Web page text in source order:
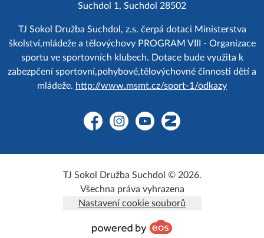
Suchdol 1, Suchdol 28502
TJ Sokol Družba Suchdol, z.s. čerpá dotaci Ministerstva
školství,mládeže a tělovýchovy PROGRAM VIII - Organizace
sportu ve sportovních klubech. Dotace bude využita k
zabezpčení sportovní,pohybové,tělovýchovné činnosti dětí a
mládeže. http://www.msmt.cz/sport-1/odkazy
FacebookInstagramYouTubeZonerama
TJ Sokol Družba Suchdol © 2026.
Všechna práva vyhrazena
Nastavení cookie souborů